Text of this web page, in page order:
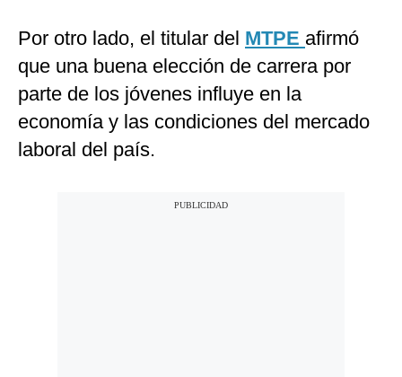
Por otro lado, el titular del MTPE afirmó
que una buena elección de carrera por
parte de los jóvenes influye en la
economía y las condiciones del mercado
laboral del país.